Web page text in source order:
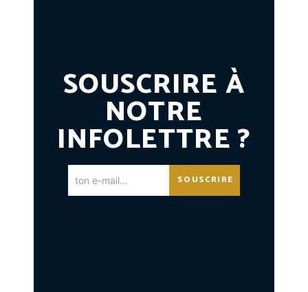
SOUSCRIRE À
NOTRE
INFOLETTRE ?
SOUSCRIRE